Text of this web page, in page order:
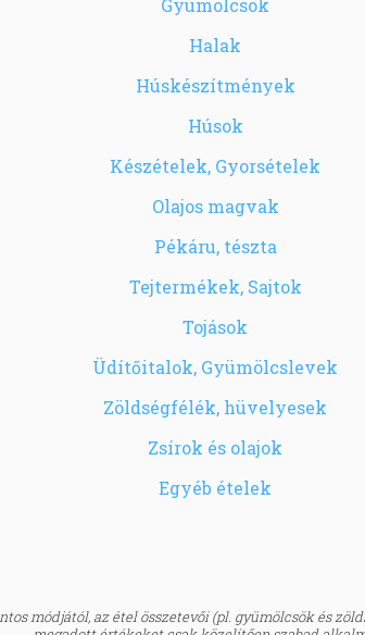
Gyümölcsök
Halak
Húskészítmények
Húsok
Készételek, Gyorsételek
Olajos magvak
Pékáru, tészta
Tejtermékek, Sajtok
Tojások
Üdítőitalok, Gyümölcslevek
Zöldségfélék, hüvelyesek
Zsírok és olajok
Egyéb ételek
módjától, az étel összetevői (pl. gyümölcsök és